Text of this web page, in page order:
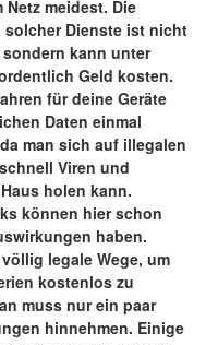
meidest. Die
solcher Dienste ist nicht
kann unter
Geld kosten.
für deine Geräte
Daten einmal
man sich auf illegalen
Viren und
holen kann.
können hier schon
haben.
legale Wege, um
kostenlos zu
muss nur ein paar
hinnehmen. Einige